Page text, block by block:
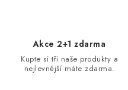
Akce 2+1 zdarma
Kupte si tři naše produkty a
nejlevnější máte zdarma.